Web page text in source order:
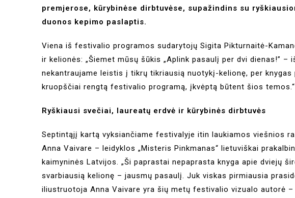
premjerose, kūrybinėse dirbtuvėse, supažindins su
duonos kepimo paslaptis.
Viena iš festivalio programos sudarytojų Sigita Pikturnaitė-
ir kelionės: „Šiemet mūsų šūkis „Aplink pasaulį per dvi dienas!”
nekantraujame leistis į tikrų tikriausią nuotykį-kelionę, per
kruopščiai rengtą festivalio programą, įkvėptą būtent šios temos.“
Ryškiausi svečiai, laureatų erdvė ir kūrybinės dirbtuvės
Septintąjį kartą vyksiančiame festivalyje itin laukiamos viešnios
Anna Vaivare – leidyklos „Misteris Pinkmanas“ lietuviškai
kaimyninės Latvijos. „Ši paprastai nepaprasta knyga apie dviejų
svarbiausią kelionę – jausmų pasaulį. Juk viskas pirmiausia
iliustruotoja Anna Vaivare yra šių metų festivalio vizualo autorė